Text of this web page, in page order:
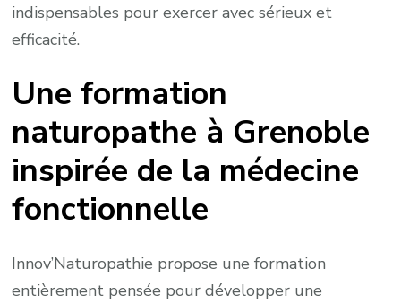
indispensables pour exercer avec sérieux et
efficacité.
Une formation
naturopathe à Grenoble
inspirée de la médecine
fonctionnelle
Innov’Naturopathie propose une formation
entièrement pensée pour développer une